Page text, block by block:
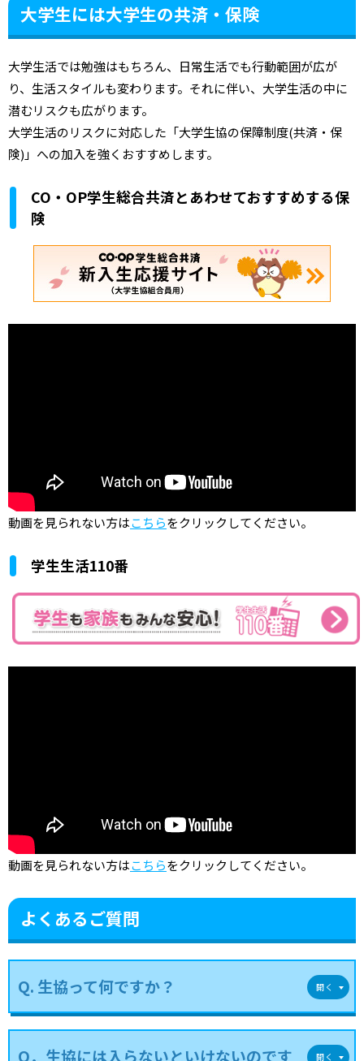
大学生には大学生の共済・保険
大学生活では勉強はもちろん、日常生活でも行動範囲が広が
り、生活スタイルも変わります。それに伴い、大学生活の中に
潜むリスクも広がります。
大学生活のリスクに対応した「大学生協の保障制度(共済・保
険)」への加入を強くおすすめします。
CO・OP学生総合共済とあわせておすすめする保
険
動画を見られない方はこちらをクリックしてください。
学生生活110番
動画を見られない方はこちらをクリックしてください。
よくあるご質問
Q. 生協って何ですか？
Q．生協には入らないといけないのです